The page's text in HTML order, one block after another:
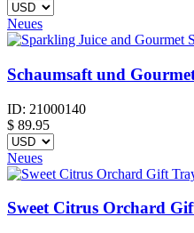
Neues
Schaumsaft und
ID: 21000140
$ 89.95
Neues
Sweet Citrus Orchard